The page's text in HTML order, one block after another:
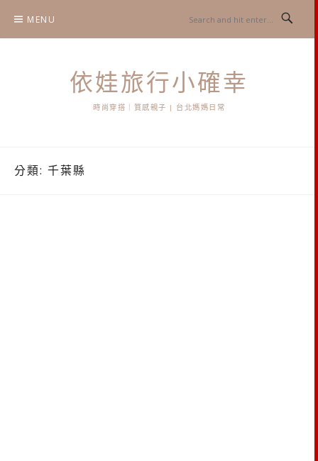
content
MENU
依娃旅行小確幸
時尚穿搭｜質感親子 | 台北媽媽日常
分類: 千葉縣